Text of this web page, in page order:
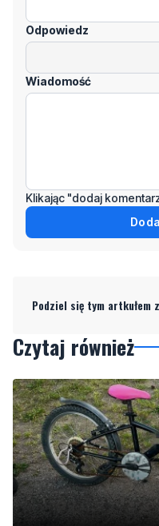
Odpowiedz
Wiadomość
Klikając "dodaj
Podziel się tym artkułem
Czytaj również